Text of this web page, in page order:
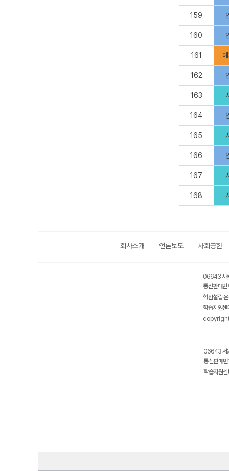
159
160
161
162
163
164
165
166
167
168
회사소개 언론보도 사회공헌
06643 서
통신판매
학원설립·
학습지원
06643 서
통신판매
학습지원